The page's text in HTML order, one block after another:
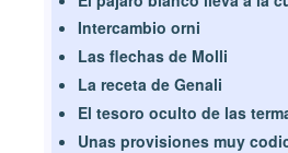
Intercambio orni
Las flechas de Molli
La receta de Genali
El tesoro oculto de las
Unas provisiones muy